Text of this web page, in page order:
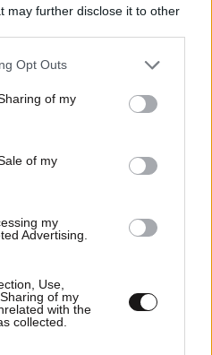
may further disclose it to other
uses one or more Google
behaviour. You may click to
and its third-party tags to
purposes in below Google
Opt Outs
of my
of my
my
Advertising.
Use,
of my
with the
collected.
Σαντορίνη που μοιάζει
που αγγίζουν τον